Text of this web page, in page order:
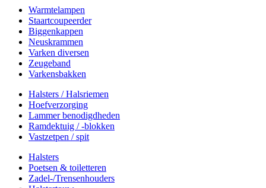
Warmtelampen
Staartcoupeerder
Biggenkappen
Neuskrammen
Varken diversen
Zeugeband
Varkensbakken
Halsters / Halsriemen
Hoefverzorging
Lammer benodigdheden
Ramdektuig / -blokken
Vastzetpen / spit
Halsters
Poetsen & toiletteren
Zadel-/Trensenhouders